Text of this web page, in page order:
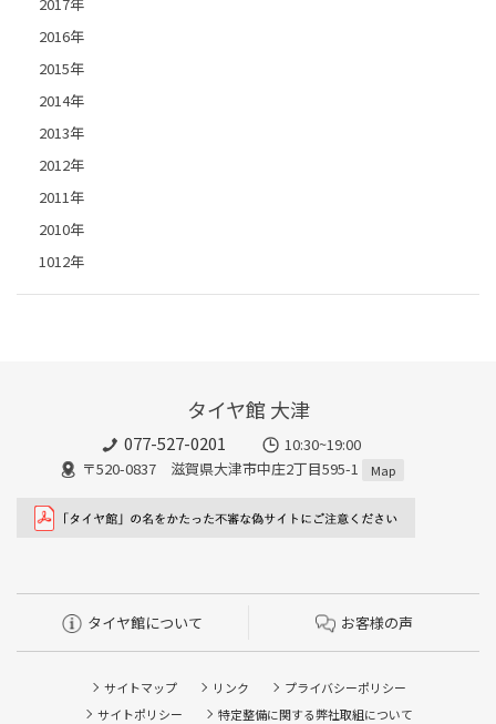
2016年
2015年
2014年
2013年
2012年
2011年
2010年
1012年
タイヤ館 大津
077-527-0201
10:30~19:00
〒520-0837 滋賀県大津市中庄2丁目595-1
Map
タイヤ館について お客様の声
サイトマップ リンク
プライバシーポリシー
サイトポリシー
特定整備に関する弊社取組について